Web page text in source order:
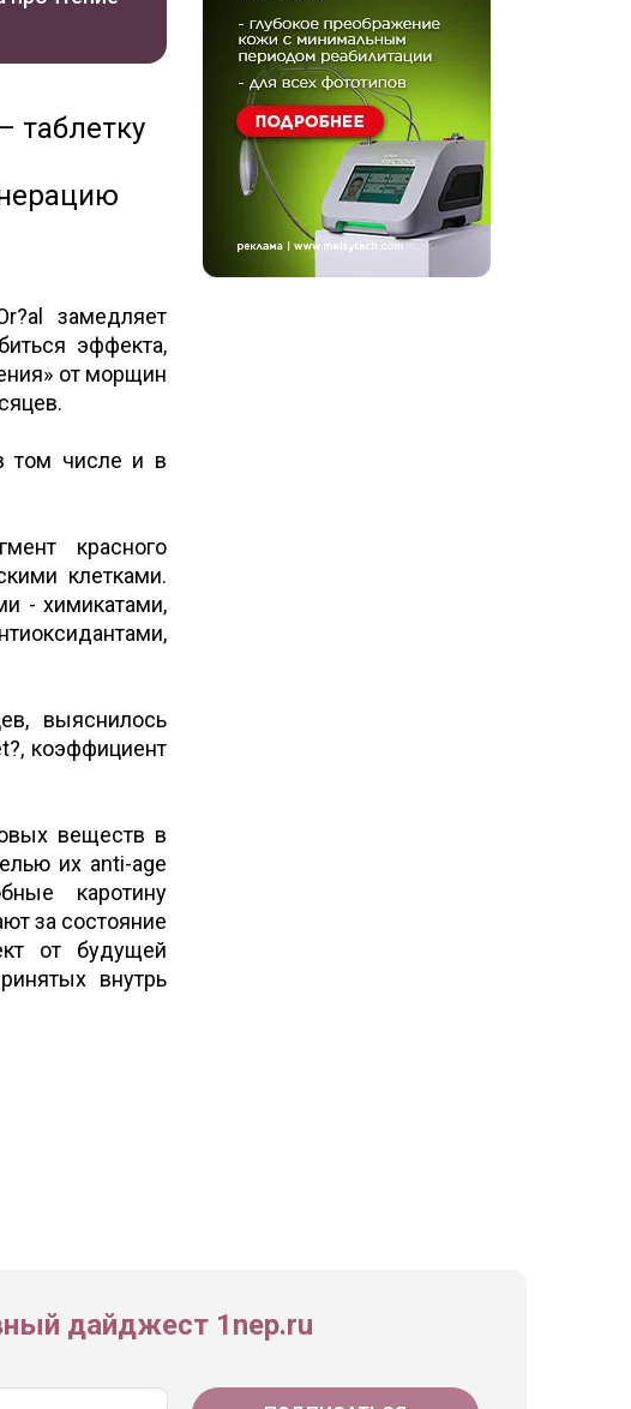
таблетку
замедляет
эффекта,
от морщин
том числе и в
красного
клетками.
- химикатами,
выяснилось
коэффициент
веществ в
их anti-age
каротину
за состояние
от будущей
внутрь
дайджест 1nep.ru